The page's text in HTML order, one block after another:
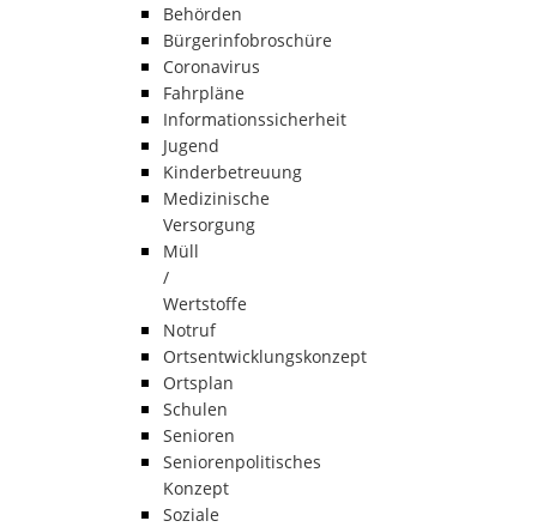
Behörden
Bürgerinfobroschüre
Coronavirus
Fahrpläne
Informationssicherheit
Jugend
Kinderbetreuung
Medizinische
Versorgung
Müll
/
Wertstoffe
Notruf
Ortsentwicklungskonzept
Ortsplan
Schulen
Senioren
Seniorenpolitisches
Konzept
Soziale